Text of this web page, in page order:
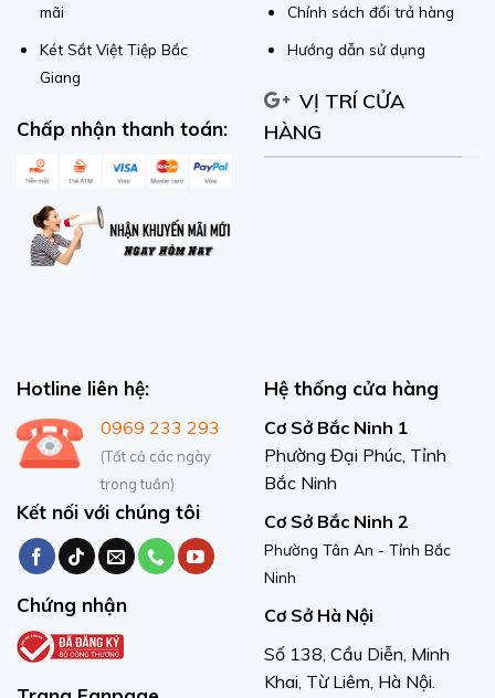
mãi
Két Sắt Việt Tiệp Bắc
Giang
Chấp nhận thanh toán:
Chính sách đổi trả hàng
Hướng dẫn sử dụng
VỊ TRÍ CỬA
HÀNG
Hotline liên hệ:
0969 233 293
(Tất cả các ngày
trong tuần)
Kết nối với chúng tôi
Chứng nhận
Hệ thống cửa hàng
Cơ Sở Bắc Ninh 1
Phường Đại Phúc, Tỉnh
Bắc Ninh
Cơ Sở Bắc Ninh 2
Phường Tân An - Tỉnh Bắc
Ninh
Cơ Sở Hà Nội
Số 138, Cầu Diễn, Minh
Khai, Từ Liêm, Hà Nội.